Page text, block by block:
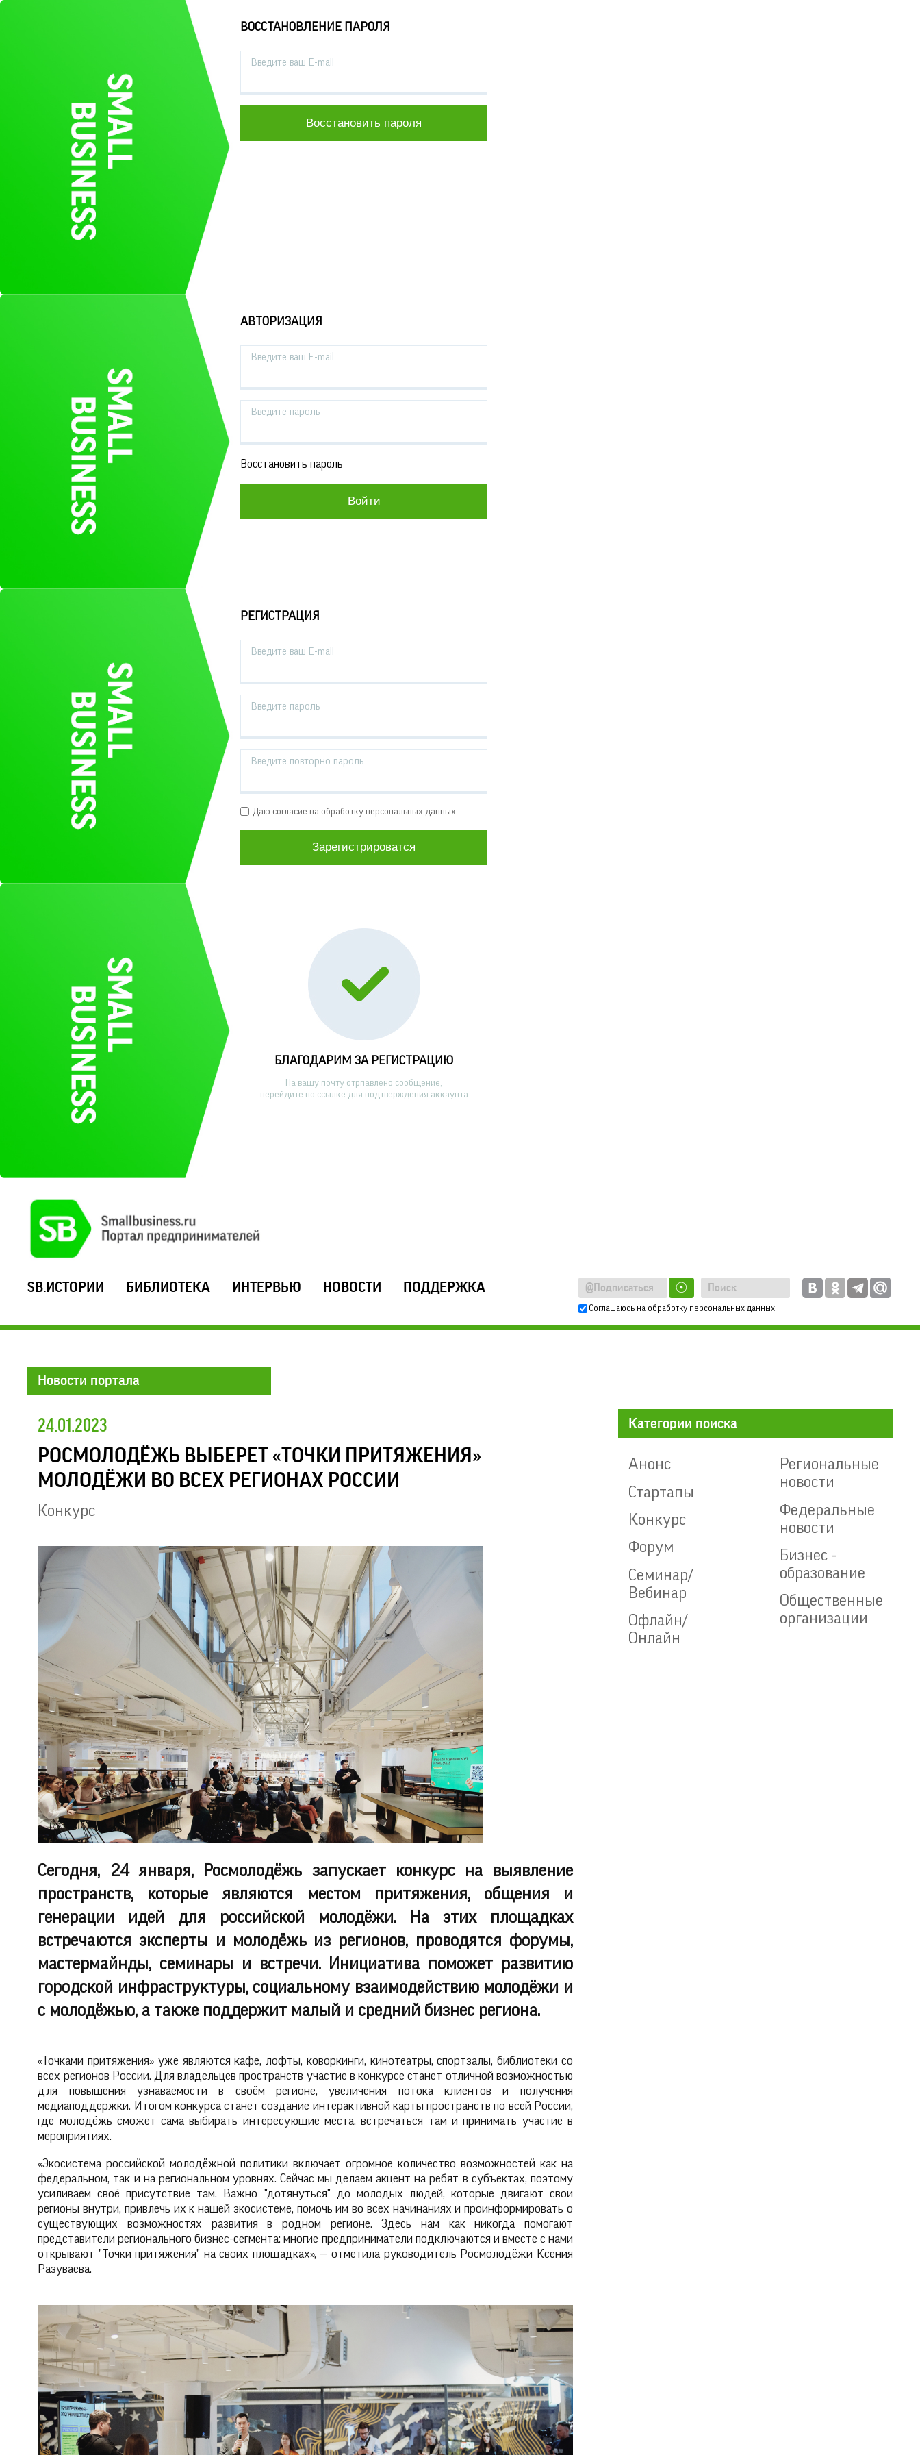
ВОССТАНОВЛЕНИЕ ПАРОЛЯ
Введите ваш E-mail
АВТОРИЗАЦИЯ
Введите ваш E-mail
Введите пароль
Восстановить пароль
РЕГИСТРАЦИЯ
Введите ваш E-mail
Введите пароль
Введите повторно пароль
Даю согласие на обработку персональных данных
БЛАГОДАРИМ ЗА РЕГИСТРАЦИЮ
На вашу почту отрпавлено сообщение,
перейдите по ссылке для подтверждения аккаунта
SB.ИСТОРИИ БИБЛИОТЕКА ИНТЕРВЬЮ НОВОСТИ ПОДДЕРЖКА ☉
Соглашаюсь на обработку персональных данных
Новости портала
24.01.2023
РОСМОЛОДЁЖЬ ВЫБЕРЕТ «ТОЧКИ ПРИТЯЖЕНИЯ»
МОЛОДЁЖИ ВО ВСЕХ РЕГИОНАХ РОССИИ
Конкурс
Сегодня, 24 января, Росмолодёжь запускает конкурс на выявление
пространств, которые являются местом притяжения, общения и
генерации идей для российской молодёжи. На этих площадках
встречаются эксперты и молодёжь из регионов, проводятся форумы,
мастермайнды, семинары и встречи. Инициатива поможет развитию
городской инфраструктуры, социальному взаимодействию молодёжи и
с молодёжью, а также поддержит малый и средний бизнес региона.
«Точками притяжения» уже являются кафе, лофты, коворкинги, кинотеатры, спортзалы, библиотеки со
всех регионов России. Для владельцев пространств участие в конкурсе станет отличной возможностью
для повышения узнаваемости в своём регионе, увеличения потока клиентов и получения
медиаподдержки. Итогом конкурса станет создание интерактивной карты пространств по всей России,
где молодёжь сможет сама выбирать интересующие места, встречаться там и принимать участие в
мероприятиях.
«Экосистема российской молодёжной политики включает огромное количество возможностей как на
федеральном, так и на региональном уровнях. Сейчас мы делаем акцент на ребят в субъектах, поэтому
усиливаем своё присутствие там. Важно "дотянуться" до молодых людей, которые двигают свои
регионы внутри, привлечь их к нашей экосистеме, помочь им во всех начинаниях и проинформировать о
существующих возможностях развития в родном регионе. Здесь нам как никогда помогают
представители регионального бизнес-сегмента: многие предприниматели подключаются и вместе с нами
открывают "Точки притяжения" на своих площадках», — отметила руководитель Росмолодёжи Ксения
Разуваева.
Категории поиска
Анонс
Стартапы
Конкурс
Форум
Семинар/
Вебинар
Офлайн/
Онлайн
Региональные
новости
Федеральные
новости
Бизнес -
образование
Общественные
организации